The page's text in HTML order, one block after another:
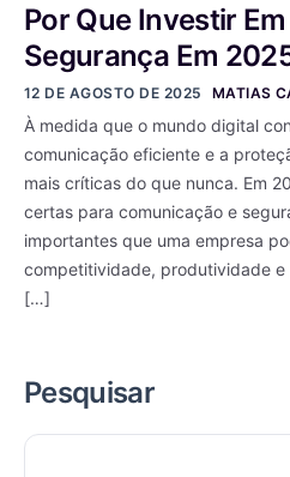
Por Que Investir
Segurança Em
12 DE AGOSTO DE 2025 MATIAS
À medida que o mundo digital
comunicação eficiente e a
mais críticas do que nunca. Em
certas para comunicação e
importantes que uma empresa
competitividade, produtividade
[…]
Pesquisar